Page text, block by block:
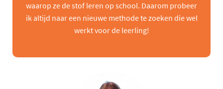
waarop ze de stof leren op school. Daarom probeer
ik altijd naar een nieuwe methode te zoeken die wel
werkt voor de leerling!